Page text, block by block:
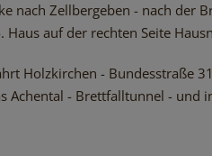
nach Zellbergeben - nach
auf der rechten Seite
Holzkirchen - Bundesstraße
Achental - Brettfalltunnel - und